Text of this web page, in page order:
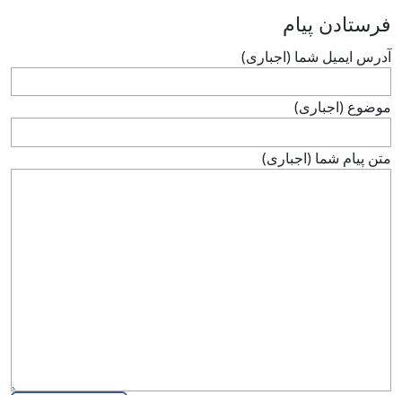
فرستادن پيام
آدرس ايميل شما (اجباری)
موضوع (اجباری)
متن پيام شما (اجباری)